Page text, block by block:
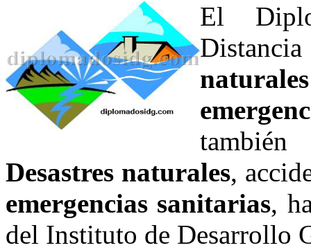
El
Desastres naturales,
emergencias sanitarias,
del Instituto de Desarrollo